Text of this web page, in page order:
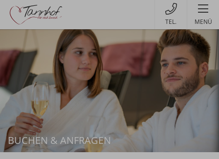
MENÜ
BUCHEN & ANFRAGEN Buchen